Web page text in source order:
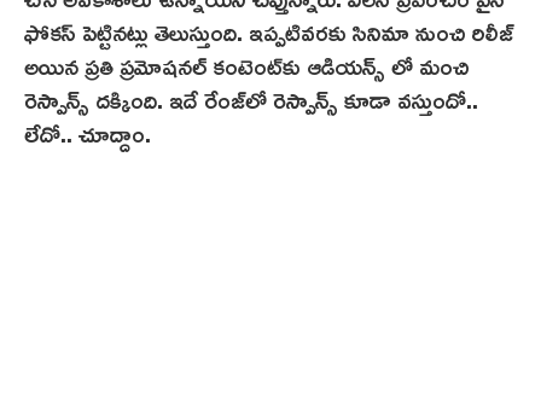
ఫోకస్ పెట్టినట్లు తెలుస్తుంది. ఇప్పటివరకు సినిమా నుంచి రిలీజ్
అయిన ప్రతి ప్రమోషనల్ కంటెంట్‌కు ఆడియన్స్ లో మంచి
రెస్పాన్స్ దక్కింది. ఇదే రేంజ్‌లో రెస్పాన్స్ కూడా వస్తుందో..
లేదో.. చూద్దాం.